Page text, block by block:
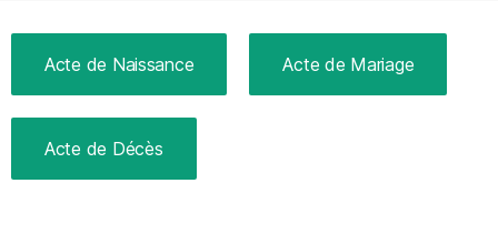
Acte de Naissance Acte de Mariage
Acte de Décès